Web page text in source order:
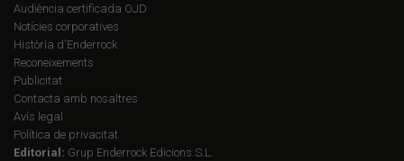
Audiència certificada OJD
Notícies corporatives
Història d'Enderrock
Reconeixements
Publicitat
Contacta amb nosaltres
Avís legal
Política de privacitat
Editorial: Grup Enderrock Edicions S.L.